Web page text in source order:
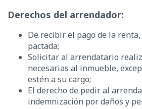
Derechos del arrendador:
De recibir el pago de la
pactada;
Solicitar al arrendatario
necesarias al inmueble,
estén a su cargo;
El derecho de pedir al
indemnización por daños y